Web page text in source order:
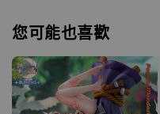
您可能也喜歡